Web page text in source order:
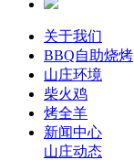
关于我们
BBQ自助烧烤
山庄环境
柴火鸡
烤全羊
新闻中心
山庄动态